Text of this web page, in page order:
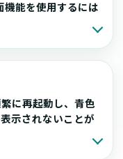
能を使用するには
に再起動し、青色
示されないことが